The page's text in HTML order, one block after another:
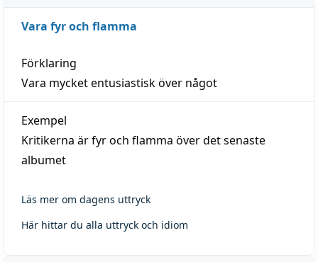
Vara fyr och flamma
Förklaring
Vara mycket entusiastisk över något
Exempel
Kritikerna är fyr och flamma över det senaste
albumet
Läs mer om dagens uttryck
Här hittar du alla uttryck och idiom